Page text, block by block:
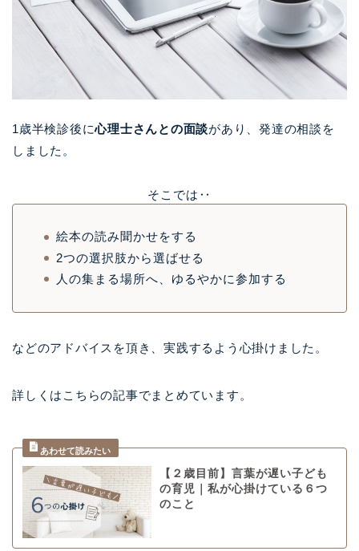
1歳半検診後に心理士さんとの面談があり、発達の相談を
しました。
そこでは‥
絵本の読み聞かせをする
2つの選択肢から選ばせる
人の集まる場所へ、ゆるやかに参加する
などのアドバイスを頂き、実践するよう心掛けました。
詳しくはこちらの記事でまとめています。
【２歳目前】言葉が遅い子ども
の育児｜私が心掛けている６つ
のこと